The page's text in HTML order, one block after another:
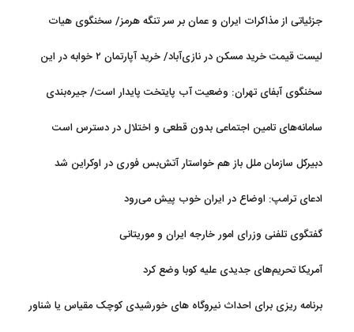
جزئیاتی از مذاکرات ایران و عمان بر سر تنگه هرمز/ سخنگوی هیات
لیست قیمت خرید مسکن در نازی‌آباد/ خرید آپارتمان ۲ خوابه در این
سخنگوی آبفای تهران: وضعیت آب پایتخت پایدار است/ جیره‌بندی
سامانه‌های تامین اجتماعی بدون قطعی و اختلال در دسترس است
دبیرکل سازمان ملل باز هم خواستار آتش‌بس فوری در اوکراین شد
ادعای ترامپ: اوضاع در ایران خوب پیش می‌رود
گفتگوی تلفنی وزرای امور خارجه ایران و موریتانی
آمریکا تحریم‌های جدیدی علیه کوبا وضع کرد
برنامه ریزی برای احداث نیروگاه های خورشیدی کوچک مقیاس یا شناور